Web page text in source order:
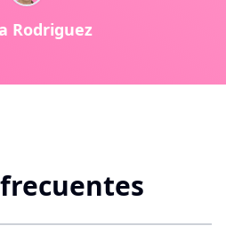
Rodriguez